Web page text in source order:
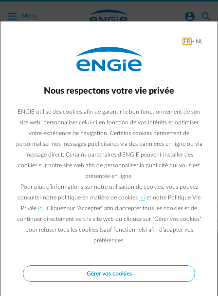
Acc�der au contenu principal
Menu normal-account-circle search
Sustainability
UPtimisez votre parking!
Et si l’on utilisait l’espace de votre parking d’entreprise pour
couvrir vos besoins en énergie ? Découvrez une manière de
mieux valoriser votre parking.
Kristof C. 20/06/2018|3 min.
FR - NL
Nous respectons votre vie privée
ENGIE utilise des cookies afin de garantir le bon fonctionnement de son
site web, personnaliser celui-ci en fonction de vos intérêts et optimiser
votre expérience de navigation. Certains cookies permettent de
personnaliser nos messages publicitaires via des bannières en ligne ou via
message direct. Certains partenaires d’ENGIE peuvent installer des
cookies sur notre site web afin de personnaliser la publicité qui vous est
présentée en ligne.
Pour plus d’informations sur notre utilisation de cookies, vous pouvez
consulter notre politique en matière de cookies ici et notre Politique Vie
Privée ici . Cliquez sur "Accepter" afin d’accepter tous les cookies et de
continuer directement vers le site web ou cliquez sur "Gérer vos cookies"
pour refuser tous les cookies (sauf fonctionnels) afin d’adapter vos
préférences.
Gérer vos cookies